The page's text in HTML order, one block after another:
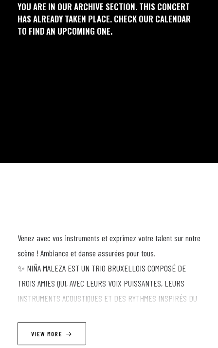
Venez avec vos instruments et exprimez votre talent sur notre
scène ! Ambiance et danse assurées pour tous.
✨ NIÑA MALEZA EST UN TRIO BRUXELLOIS COMPOSÉ DE
TROIS AMIES QUI, AVEC LEURS VOIX PUISSANTES, LEURS
INSTRUMENTS ACOUSTIQUES ET DES RYTHMES INSPIRÉS DU
DE MIGRATION, DE RACINES, D’AMOUR ET DE RÉSISTANCE,
VIEW MORE
YOU ARE IN OUR ARCHIVE SECTION. THIS CONCERT
HAS ALREADY TAKEN PLACE. CHECK OUR CALENDAR
TO FIND AN UPCOMING ONE.